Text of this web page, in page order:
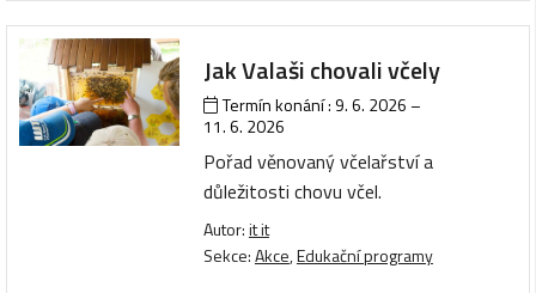
Jak Valaši chovali včely
Termín konání : 9. 6. 2026 –
11. 6. 2026
Pořad věnovaný včelařství a
důležitosti chovu včel.
Autor:it it
Sekce:Akce,Edukační programy